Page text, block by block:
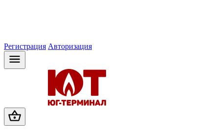
Регистрация Авторизация